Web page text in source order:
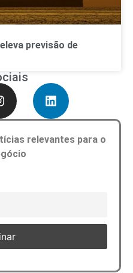
previsão de
relevantes para o